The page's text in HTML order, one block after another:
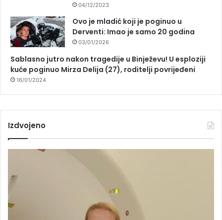
04/12/2023
Ovo je mladić koji je poginuo u
Derventi: Imao je samo 20 godina
03/01/2026
Sablasno jutro nakon tragedije u Binježevu! U esploziji
kuće poginuo Mirza Delija (27), roditelji povrijeđeni
16/01/2024
Izdvojeno